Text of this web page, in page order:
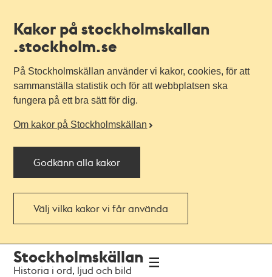
Kakor på stockholmskallan
.stockholm.se
På Stockholmskällan använder vi kakor, cookies, för att
sammanställa statistik och för att webbplatsen ska
fungera på ett bra sätt för dig.
Om kakor på Stockholmskällan
Godkänn alla kakor
Välj vilka kakor vi får använda
navigationen
huvudinnehållet
Stockholmskällan
Historia i ord, ljud och bild